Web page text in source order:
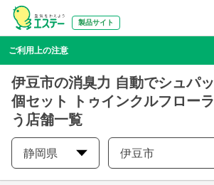
製品サイト
ご利用上の注意
伊豆市の消臭力 自動でシュパ
個セット トゥインクルフロー
う店舗一覧
静岡県 伊豆市